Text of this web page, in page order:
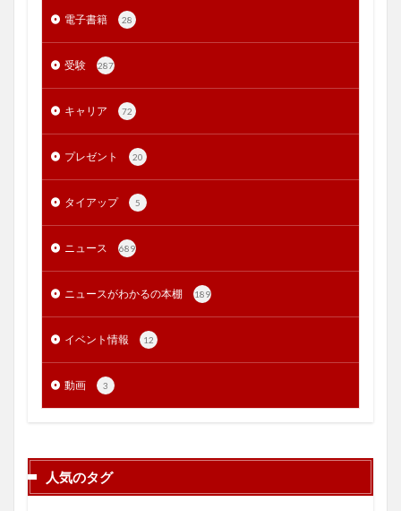
電子書籍 28
受験 287
キャリア 72
プレゼント 20
タイアップ 5
ニュース 689
ニュースがわかるの本棚 189
イベント情報 12
動画 3
人気のタグ